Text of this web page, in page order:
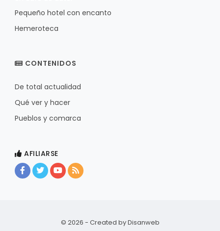
Pequeño hotel con encanto
Hemeroteca
CONTENIDOS
De total actualidad
Qué ver y hacer
Pueblos y comarca
AFILIARSE
© 2026 - Created byDisanweb